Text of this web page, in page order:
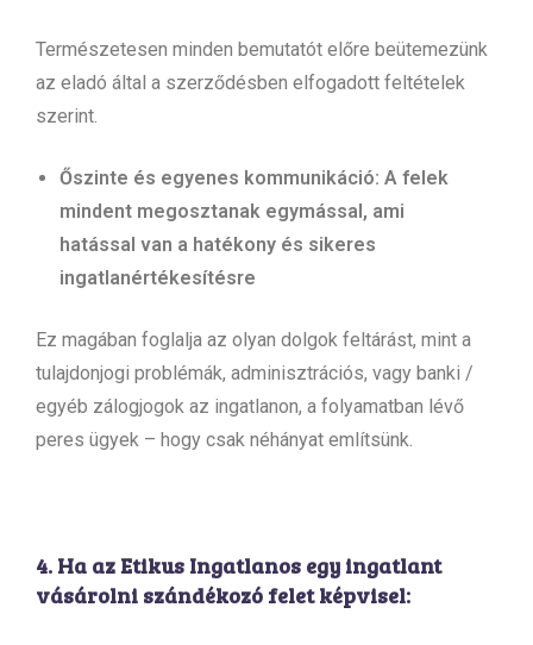
Természetesen minden bemutatót előre beütemezünk
az eladó által a szerződésben elfogadott feltételek
szerint.
Őszinte és egyenes kommunikáció: A felek
mindent megosztanak egymással, ami
hatással van a hatékony és sikeres
ingatlanértékesítésre
Ez magában foglalja az olyan dolgok feltárást, mint a
tulajdonjogi problémák, adminisztrációs, vagy banki /
egyéb zálogjogok az ingatlanon, a folyamatban lévő
peres ügyek – hogy csak néhányat említsünk.
4. Ha az Etikus Ingatlanos egy ingatlant
vásárolni szándékozó felet képvisel: